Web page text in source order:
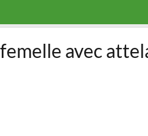
avec